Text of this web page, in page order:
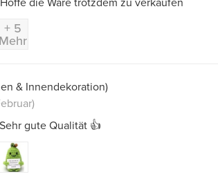
+ 5
Mehr
& Innendekoration)
gute Qualität 👍